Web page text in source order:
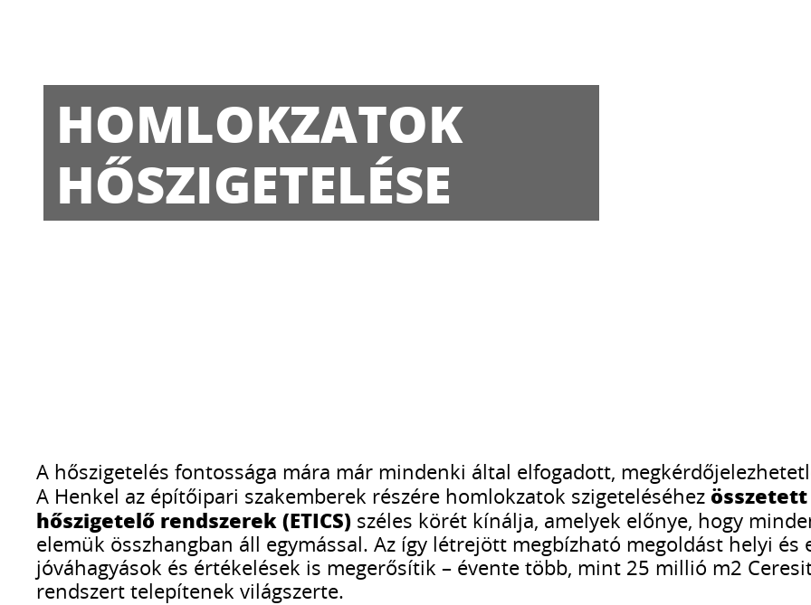
HOMLOKZATOK
HŐSZIGETELÉSE
A hőszigetelés fontossága mára már mindenki által elfogadott,
A Henkel az építőipari szakemberek részére homlokzatok szigeteléséhez
hőszigetelő rendszerek (ETICS) széles körét kínálja, amelyek előnye, hogy
elemük összhangban áll egymással. Az így létrejött megbízható megoldást helyi és
jóváhagyások és értékelések is megerősítik – évente több, mint 25 millió m2 Ceresit
rendszert telepítenek világszerte.